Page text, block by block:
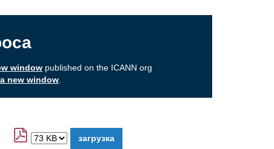
window published on the ICANN org
new window.